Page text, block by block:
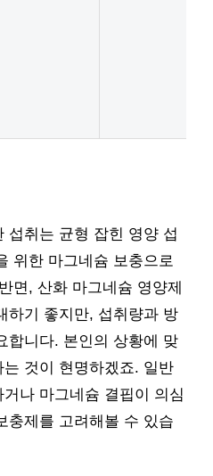
섭취는 균형 잡힌 영양 섭
위한 마그네슘 보충으로
면, 산화 마그네슘 영양제
하기 좋지만, 섭취량과 방
합니다. 본인의 상황에 맞
것이 현명하겠죠. 일반
나 마그네슘 결핍이 의심
충제를 고려해볼 수 있습